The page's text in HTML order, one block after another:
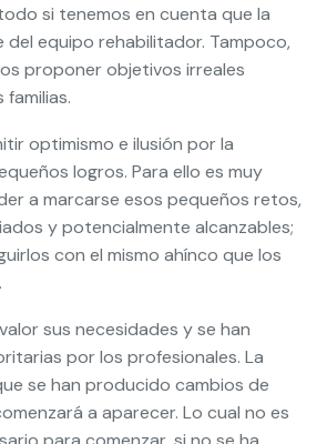
si tenemos en cuenta que la
del equipo rehabilitador. Tampoco,
proponer objetivos irreales
optimismo e ilusión por la
logros. Para ello es muy
a marcarse esos pequeños retos,
y potencialmente alcanzables;
con el mismo ahínco que los
sus necesidades y se han
por los profesionales. La
se han producido cambios de
a aparecer. Lo cual no es